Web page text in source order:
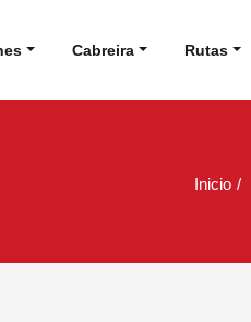
Cabreira Rutas
Inicio